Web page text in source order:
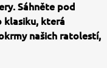
Sáhněte pod
klasiku, která
našich ratolestí,